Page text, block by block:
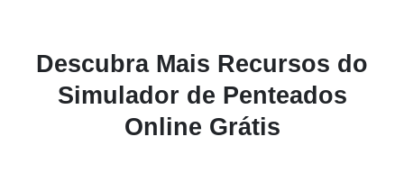
Descubra Mais Recursos do
Simulador de Penteados
Online Grátis